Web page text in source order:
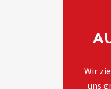
Wir
uns